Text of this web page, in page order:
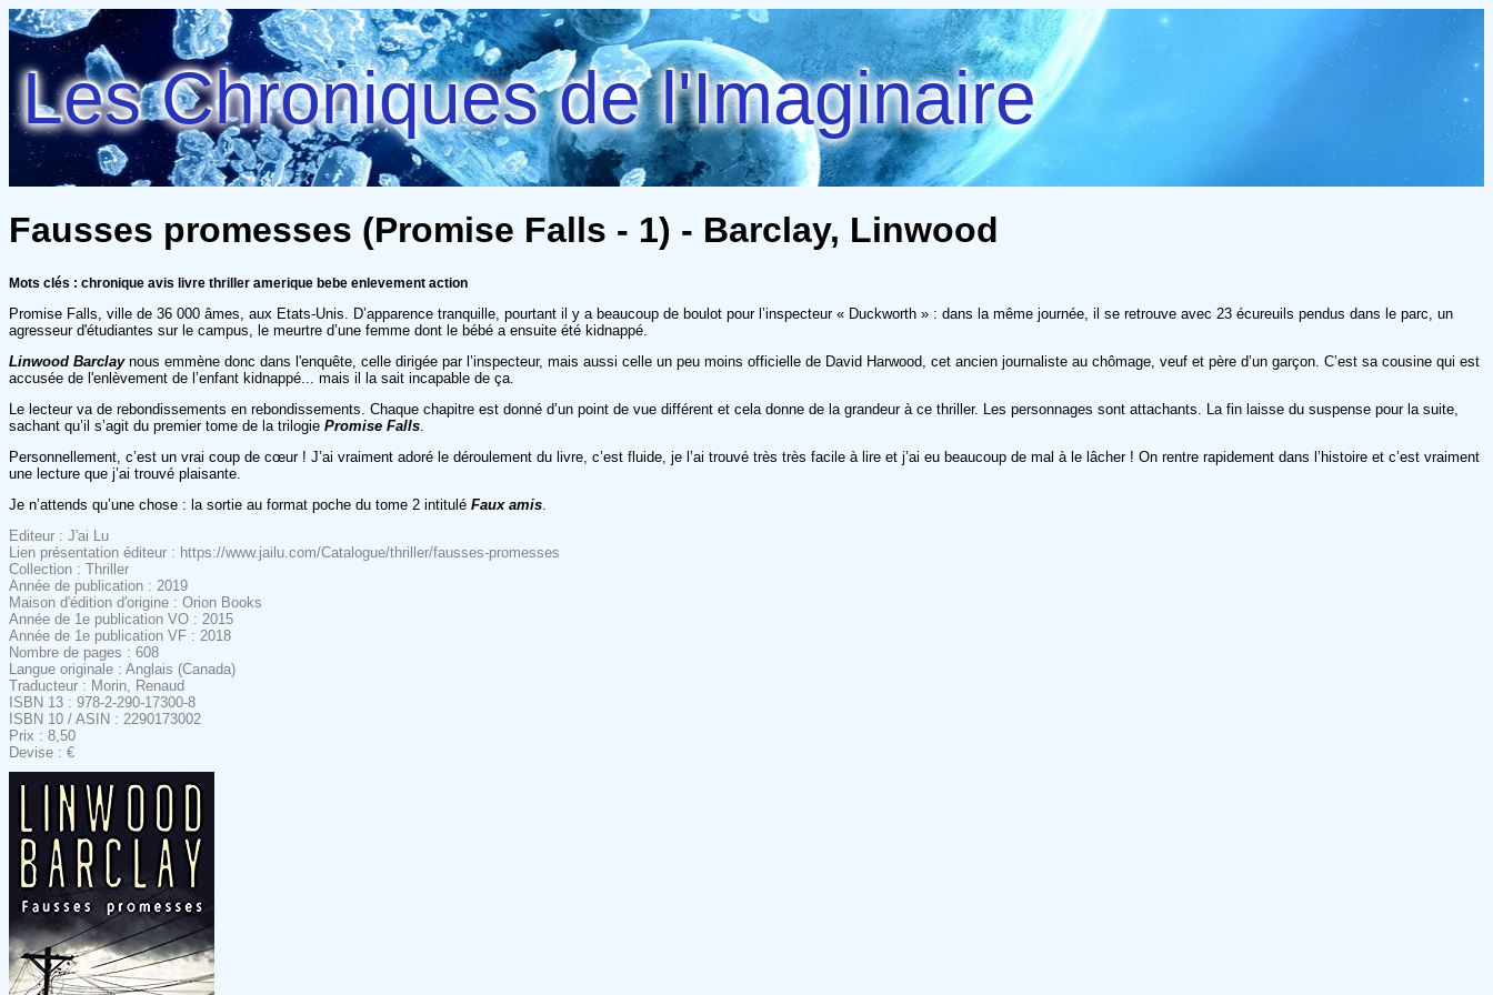
Les Chroniques de l'Imaginaire
Fausses promesses (Promise Falls - 1) - Barclay, Linwood
Mots clés : chronique avis livre thriller amerique bebe enlevement action
Promise Falls, ville de 36 000 âmes, aux Etats-Unis. D’apparence tranquille, pourtant il y a beaucoup de boulot pour l’inspecteur « Duckworth » : dans la même journée, il se retrouve avec 23 écureuils pendus dans le parc, un
agresseur d'étudiantes sur le campus, le meurtre d’une femme dont le bébé a ensuite été kidnappé.
Linwood Barclaynous emmène donc dans l'enquête, celle dirigée par l’inspecteur, mais aussi celle un peu moins officielle de David Harwood, cet ancien journaliste au chômage, veuf et père d’un garçon. C’est sa cousine qui est
accusée de l'enlèvement de l’enfant kidnappé... mais il la sait incapable de ça.
Le lecteur va de rebondissements en rebondissements. Chaque chapitre est donné d’un point de vue différent et cela donne de la grandeur à ce thriller. Les personnages sont attachants. La fin laisse du suspense pour la suite,
sachant qu’il s’agit du premier tome de la trilogie Promise Falls
Personnellement, c’est un vrai coup de cœur ! J’ai vraiment adoré le déroulement du livre, c’est fluide, je l’ai trouvé très très facile à lire et j’ai eu beaucoup de mal à le lâcher ! On rentre rapidement dans l’histoire et c’est vraiment
une lecture que j’ai trouvé plaisante.
Je n’attends qu’une chose : la sortie au format poche du tome 2 intitulé Faux amis
Editeur : J'ai Lu
Lien présentation éditeur : https://www.jailu.com/Catalogue/thriller/fausses-promesses
Collection : Thriller
Année de publication : 2019
Maison d'édition d'origine : Orion Books
Année de 1e publication VO : 2015
Année de 1e publication VF : 2018
Nombre de pages : 608
Langue originale : Anglais (Canada)
Traducteur : Morin, Renaud
ISBN 13 : 978-2-290-17300-8
ISBN 10 / ASIN : 2290173002
Prix : 8,50
Devise : €